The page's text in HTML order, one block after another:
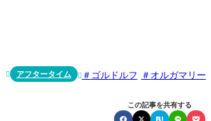
 アフタータイム  ゴルドルフ オルガマリー
この記事を共有する